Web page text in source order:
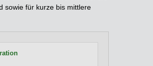
sowie für kurze bis mittlere